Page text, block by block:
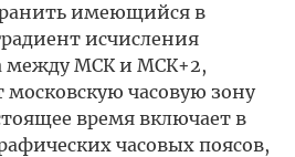
имеющийся в
исчисления
между МСК и МСК+2,
московскую часовую зону
время включает в
часовых поясов,